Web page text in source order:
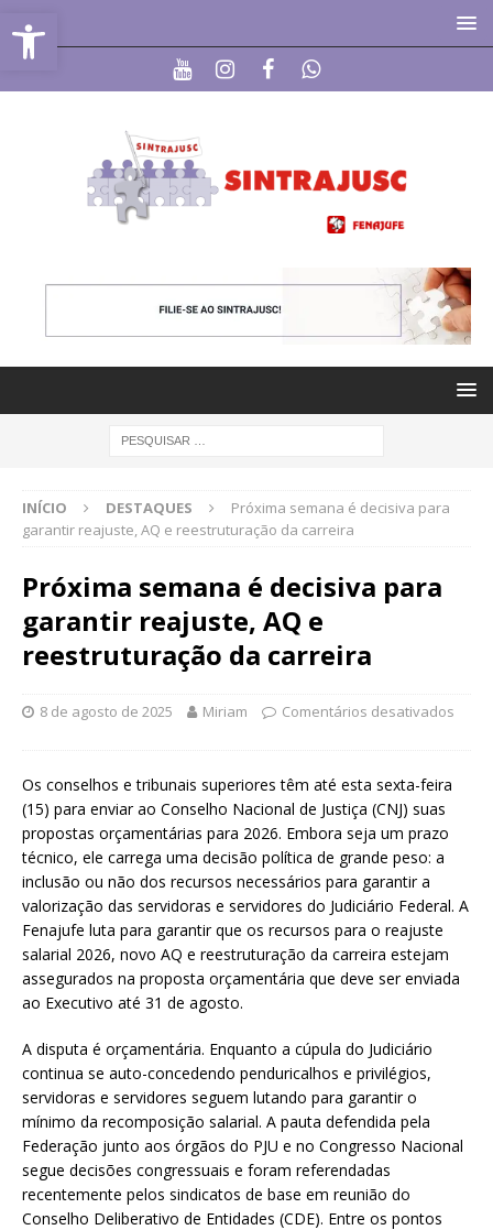
Abrir a barra de ferramentas
INÍCIO DESTAQUES
Próxima semana é decisiva para
garantir reajuste, AQ e reestruturação da carreira
Próxima semana é decisiva para
garantir reajuste, AQ e
reestruturação da carreira
8 de agosto de 2025 Miriam Comentários desativados
Os conselhos e tribunais superiores têm até esta sexta-feira
(15) para enviar ao Conselho Nacional de Justiça (CNJ) suas
propostas orçamentárias para 2026. Embora seja um prazo
técnico, ele carrega uma decisão política de grande peso: a
inclusão ou não dos recursos necessários para garantir a
valorização das servidoras e servidores do Judiciário Federal. A
Fenajufe luta para garantir que os recursos para o reajuste
salarial 2026, novo AQ e reestruturação da carreira estejam
assegurados na proposta orçamentária que deve ser enviada
ao Executivo até 31 de agosto.
A disputa é orçamentária. Enquanto a cúpula do Judiciário
continua se auto-concedendo penduricalhos e privilégios,
servidoras e servidores seguem lutando para garantir o
mínimo da recomposição salarial. A pauta defendida pela
Federação junto aos órgãos do PJU e no Congresso Nacional
segue decisões congressuais e foram referendadas
recentemente pelos sindicatos de base em reunião do
Conselho Deliberativo de Entidades (CDE). Entre os pontos